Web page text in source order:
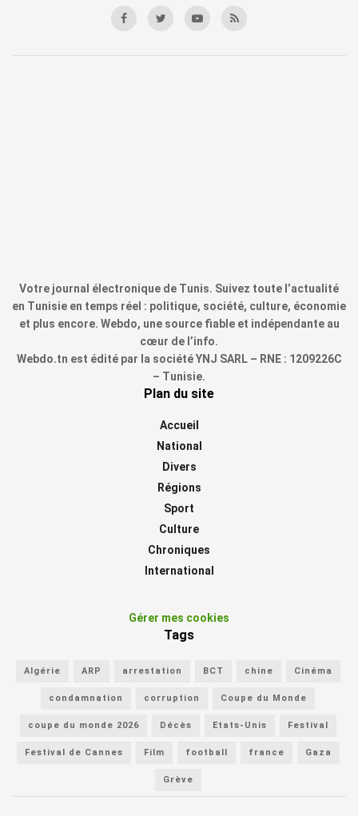
Votre journal électronique de Tunis. Suivez toute l’actualité
en Tunisie en temps réel : politique, société, culture, économie
et plus encore. Webdo, une source fiable et indépendante au
cœur de l’info.
Webdo.tn est édité par la société YNJ SARL – RNE : 1209226C
– Tunisie.
Plan du site
Accueil
National
Divers
Régions
Sport
Culture
Chroniques
International
Gérer mes cookies
Tags
Algérie ARP arrestation BCT chine Cinéma
condamnation corruption Coupe du Monde
coupe du monde 2026 Décès Etats-Unis Festival
Festival de Cannes Film football france Gaza
Grève